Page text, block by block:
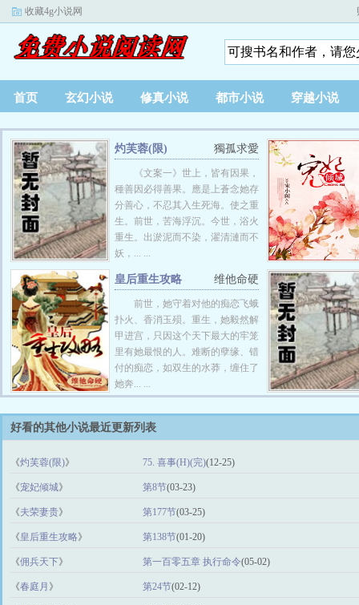
收藏4g小说网
首页 玄幻小说 修真小说 都市小说 穿越小说
獨孤求愛
灼芙蓉(限)
《文案一》世上，皆有因果，
種善因必得善果。應是上蒼念她存
分善心，不忍其入生死海。使之重
生。前世，苦海浮沉。今世，浴火
重生。出淤泥而不染，濯清漣而不
妖，... ...
维他命硬
皇后重生攻略
前世，她守着对他的痴恋飞蛾
扑火、香消玉殒。重生，她毅然解
甲进宫，只因这个天下最大的牢笼
里有她最恨的人。难断的孽缘、错
付的痴恋，如双生的水莽，缠住了
她奔... ...
好看的其他小说最近更新列表
《灼芙蓉(限)》 75. 喜事(H)(完)(12-25)
《宠妃倾城》 第8节(03-23)
《夫荣妻贵》 第177节(03-25)
《皇后重生攻略》 第138节(01-20)
《佣兵天下》 第一百零五章 执行命令(05-02)
《春庭月 》 第24节(02-12)